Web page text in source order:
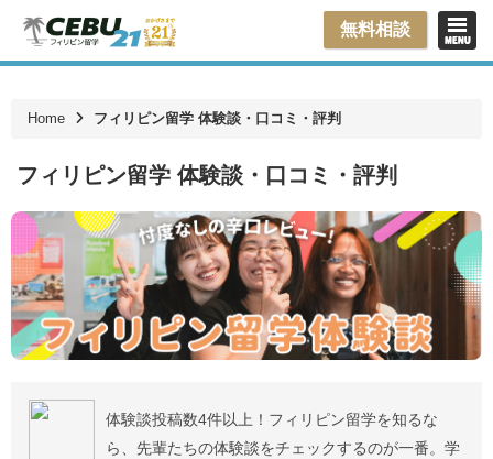
無料相談
Home フィリピン留学 体験談・口コミ・評判
フィリピン留学 体験談・口コミ・評判
体験談投稿数4件以上！フィリピン留学を知るな
ら、先輩たちの体験談をチェックするのが一番。学